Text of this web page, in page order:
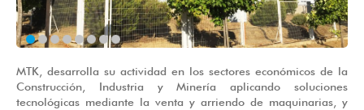
MTK, desarrolla su actividad en los sectores económicos de la
Construcción, Industria y Minería aplicando soluciones
tecnológicas mediante la venta y arriendo de maquinarias, y